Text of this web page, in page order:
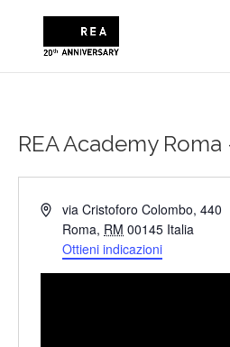
REA Academy
Indirizzovia Cristoforo Colombo, 440
Roma, RM 00145 Italia
Ottieni indicazioni